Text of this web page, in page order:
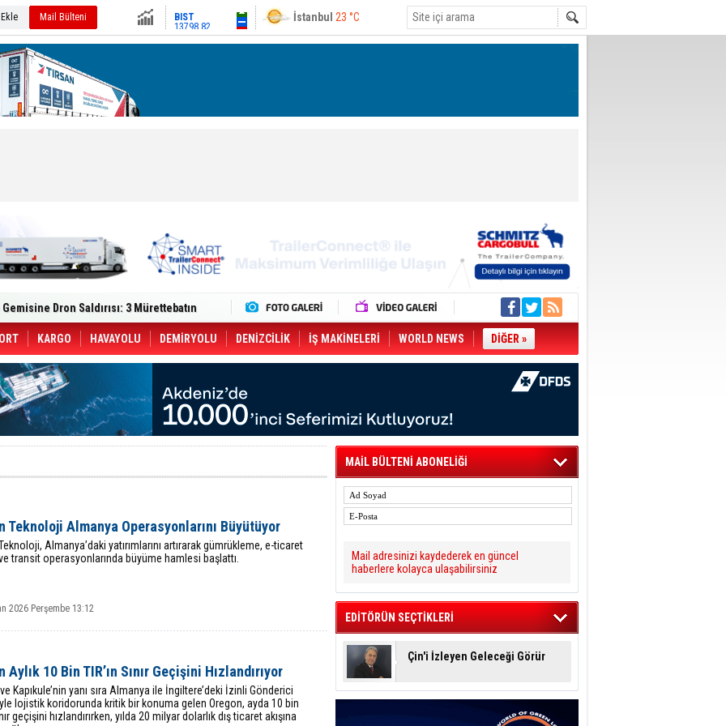
Mail Bülteni
Altın6540.82
Dolar47.6896
Ankara20 °C
Master Red EDITION'ı ÖKN Lojistik
CCO'su Oldu
49 Destinasyonda İndirimli Taşıma
Aybir Lojistik Filosuna Katıldı
Dergi)
Yönetimini Dijitalleştiriyor
in June, Up 8.5%
ile Güçlendirdi
Saadia Zahidi Getirildi. IATA Tarihinde İlk
Zahidi as Director General
Ankara ile Hizmet Ağını Güçlendirdi
KARGO HAVAYOLU DEMİRYOLU DENİZCİLİK İŞ MAKİNELERİ WORLD NEWS DİĞER »
Teknoloji Almanya Operasyonlarını Büyütüyor
Almanya’daki yatırımlarını artırarak gümrükleme, e-ticaret
transit operasyonlarında büyüme hamlesi başlattı.
2026 Perşembe 13:12
Aylık 10 Bin TIR’ın Sınır Geçişini Hızlandırıyor
Kapıkule’nin yanı sıra Almanya ile İngiltere’deki İzinli Gönderici
lojistik koridorunda kritik bir konuma gelen Oregon, ayda 10 bin
geçişini hızlandırırken, yılda 20 milyar dolarlık dış ticaret akışına
MAİL BÜLTENİ ABONELİĞİ
Mail adresinizi kaydederek en güncel
haberlere kolayca ulaşabilirsiniz
EDİTÖRÜN SEÇTİKLERİ
Çin'i İzleyen Geleceği Görür